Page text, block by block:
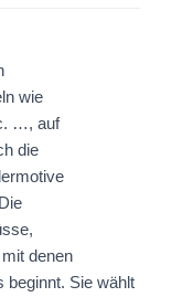
wie
…, auf
die
denen
beginnt. Sie wählt